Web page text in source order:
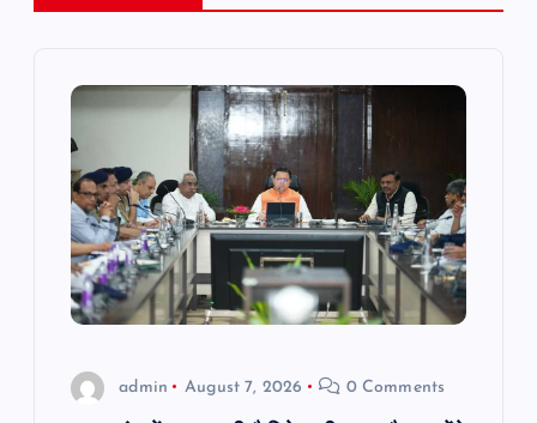
admin August 7, 2026 0 Comments